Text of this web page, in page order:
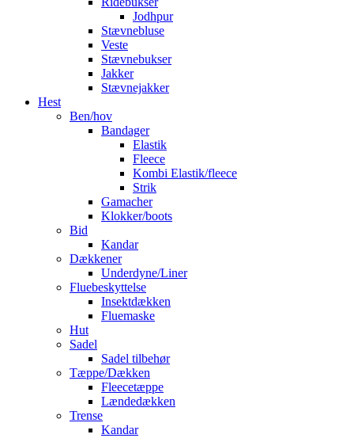
Jodhpur
Stævnebluse
Veste
Stævnebukser
Jakker
Stævnejakker
Hest
Ben/hov
Bandager
Elastik
Fleece
Kombi Elastik/fleece
Strik
Gamacher
Klokker/boots
Bid
Kandar
Dækkener
Underdyne/Liner
Fluebeskyttelse
Insektdækken
Fluemaske
Hut
Sadel
Sadel tilbehør
Tæppe/Dækken
Fleecetæppe
Lændedækken
Trense
Kandar